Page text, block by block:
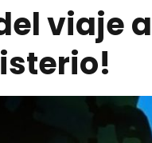
viaje